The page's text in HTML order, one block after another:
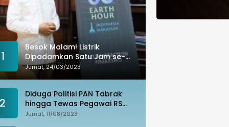
1
Besok Malam! Listrik
Dipadamkan Satu Jam se-
Kota Makassar: Merespons
Perubahan Iklim
Jumat, 24/03/2023
2
Diduga Politisi PAN Tabrak
hingga Tewas Pegawai RS
Wahidin, Istri Korban: Kami
Jumat, 11/08/2023